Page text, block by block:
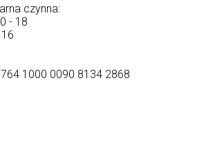
czynna:
- 18
1000 0090 8134 2868